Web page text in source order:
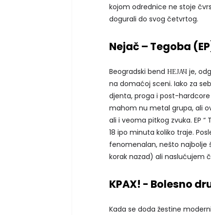
kojom odrednice ne stoje
dogurali do svog četvrtog.
Nejač – Tegoba
Beogradski bend НЕЈАЧ je,
na domaćoj sceni. Iako za
djenta, proga i post-hardcore
mahom nu metal grupa, ali
ali i veoma pitkog zvuka. EP
18 ipo minuta koliko traje.
fenomenalan, nešto najbolje
korak nazad) ali naslućujem
KPAX! - Bolesno
Kada se doda žestine